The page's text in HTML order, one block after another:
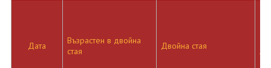
Дата
Възрастен в двойна
стая
Двойна стая